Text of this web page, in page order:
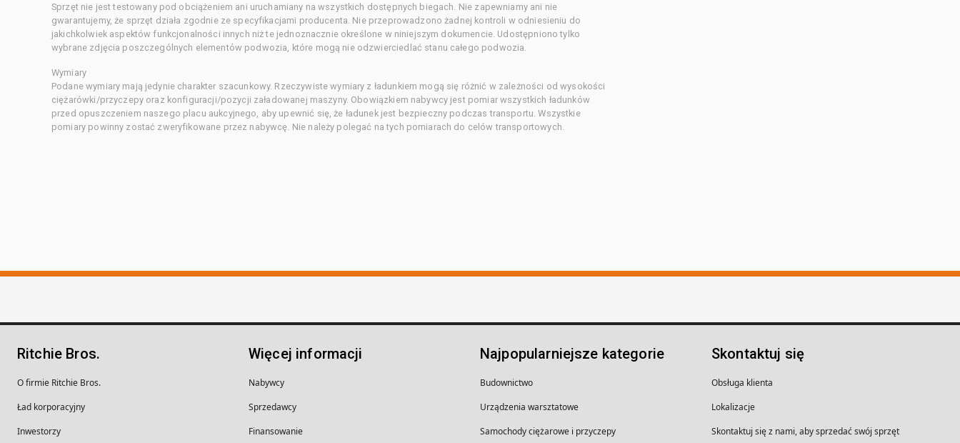
Sprzęt nie jest testowany pod obciążeniem ani uruchamiany na wszystkich dostępnych biegach. Nie zapewniamy ani nie
gwarantujemy, że sprzęt działa zgodnie ze specyfikacjami producenta. Nie przeprowadzono żadnej kontroli w odniesieniu do
jakichkolwiek aspektów funkcjonalności innych niż te jednoznacznie określone w niniejszym dokumencie. Udostępniono tylko
wybrane zdjęcia poszczególnych elementów podwozia, które mogą nie odzwierciedlać stanu całego podwozia.
Wymiary
Podane wymiary mają jedynie charakter szacunkowy. Rzeczywiste wymiary z ładunkiem mogą się różnić w zależności od wysokości
ciężarówki/przyczepy oraz konfiguracji/pozycji załadowanej maszyny. Obowiązkiem nabywcy jest pomiar wszystkich ładunków
przed opuszczeniem naszego placu aukcyjnego, aby upewnić się, że ładunek jest bezpieczny podczas transportu. Wszystkie
pomiary powinny zostać zweryfikowane przez nabywcę. Nie należy polegać na tych pomiarach do celów transportowych.
Ritchie Bros.
O firmie Ritchie Bros.
Ład korporacyjny
Inwestorzy
Więcej informacji
Nabywcy
Sprzedawcy
Finansowanie
Najpopularniejsze kategorie
Budownictwo
Urządzenia warsztatowe
Samochody ciężarowe i przyczepy
Skontaktuj się
Obsługa klienta
Lokalizacje
Skontaktuj się z nami, aby sprzedać swój sprzęt